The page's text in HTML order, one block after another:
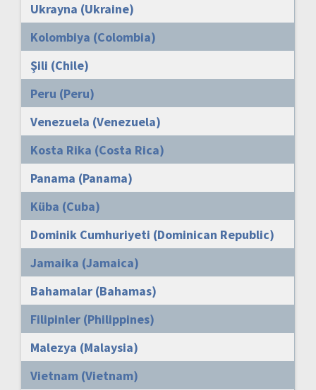
Ukrayna (Ukraine)
Kolombiya (Colombia)
Şili (Chile)
Peru (Peru)
Venezuela (Venezuela)
Kosta Rika (Costa Rica)
Panama (Panama)
Küba (Cuba)
Dominik Cumhuriyeti (Dominican Republic)
Jamaika (Jamaica)
Bahamalar (Bahamas)
Filipinler (Philippines)
Malezya (Malaysia)
Vietnam (Vietnam)